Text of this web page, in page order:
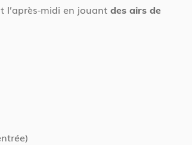
l’après-midi en jouant des airs de